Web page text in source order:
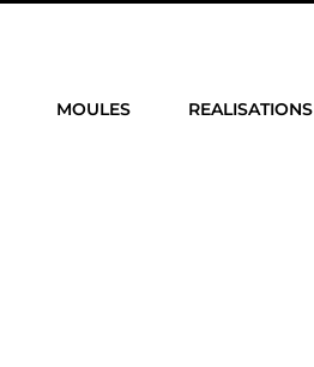
MOULES REALISATIONS